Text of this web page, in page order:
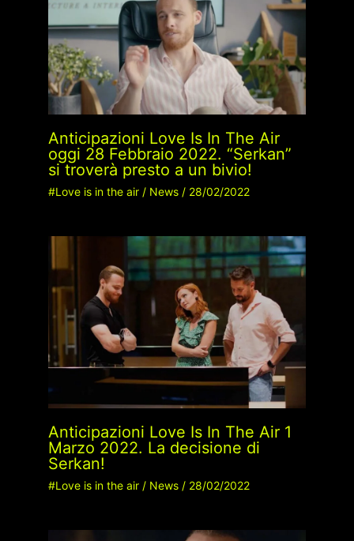
Anticipazioni Love Is In The Air
oggi 28 Febbraio 2022. “Serkan”
si troverà presto a un bivio!
#Love is in the air/ News/ 28/02/2022
Anticipazioni Love Is In The Air 1
Marzo 2022. La decisione di
Serkan!
#Love is in the air/ News/ 28/02/2022